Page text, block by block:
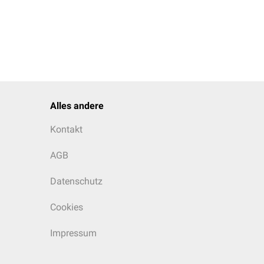
Alles andere
Kontakt
AGB
Datenschutz
Cookies
Impressum